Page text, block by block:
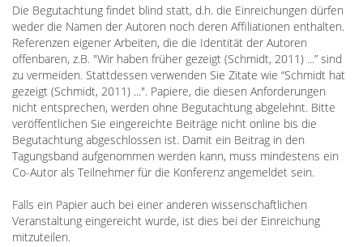
Die Begutachtung findet blind statt, d.h. die Einreichungen dürfen
weder die Namen der Autoren noch deren Affiliationen enthalten.
Referenzen eigener Arbeiten, die die Identität der Autoren
offenbaren, z.B. "Wir haben früher gezeigt (Schmidt, 2011) ...” sind
zu vermeiden. Stattdessen verwenden Sie Zitate wie “Schmidt hat
gezeigt (Schmidt, 2011) ...". Papiere, die diesen Anforderungen
nicht entsprechen, werden ohne Begutachtung abgelehnt. Bitte
veröffentlichen Sie eingereichte Beiträge nicht online bis die
Begutachtung abgeschlossen ist. Damit ein Beitrag in den
Tagungsband aufgenommen werden kann, muss mindestens ein
Co-Autor als Teilnehmer für die Konferenz angemeldet sein.
Falls ein Papier auch bei einer anderen wissenschaftlichen
Veranstaltung eingereicht wurde, ist dies bei der Einreichung
mitzuteilen.